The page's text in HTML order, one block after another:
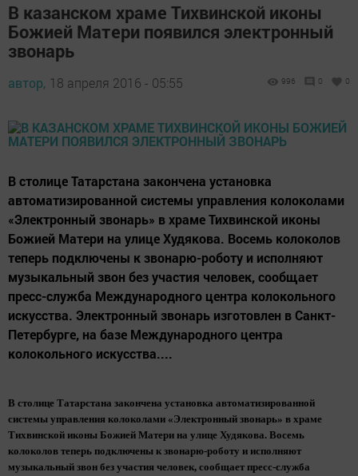
В казанском храме Тихвинской иконы
Божией Матери появился электронный
звонарь
автор, 18 апреля 2016 - 05:55 996 0 0
В столице Татарстана закончена установка
автоматизированной системы управления колоколами
«Электронный звонарь» в храме Тихвинской иконы
Божией Матери на улице Худякова. Восемь колоколов
теперь подключены к звонарю-роботу и исполняют
музыкальный звон без участия человек, сообщает
пресс-служба Международного центра колокольного
искусства. Электронный звонарь изготовлен в Санкт-
Петербурге, на базе Международного центра
колокольного искусства....
В столице Татарстана закончена установка автоматизированной
системы управления колоколами «Электронный звонарь» в храме
Тихвинской иконы Божией Матери на улице Худякова. Восемь
колоколов теперь подключены к звонарю-роботу и исполняют
музыкальный звон без участия человек, сообщает пресс-служба